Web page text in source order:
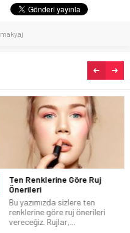
makyaj
Ten Renklerine Göre Ruj
Önerileri
Bu yazımızda sizlere ten
renklerine göre ruj önerileri
vereceğiz. Rujlar,...